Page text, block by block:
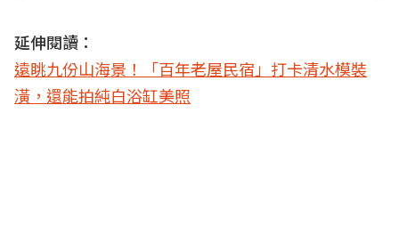
延伸閱讀：
遠眺九份山海景！「百年老屋民宿」打卡清水模裝
潢，還能拍純白浴缸美照